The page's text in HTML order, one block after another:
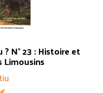
? N° 23 : Histoire et
Limousins